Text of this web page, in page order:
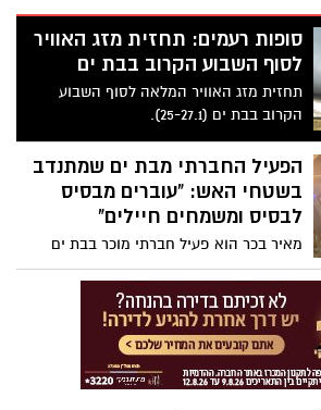
סופות רעמים: תחזית מזג האוויר
לסוף השבוע הקרוב בבת ים
תחזית מזג האוויר המלאה לסוף השבוע
הקרוב בבת ים (25-27.1).
הפעיל החברתי מבת ים שמתנדב
בשטחי האש: "עוברים מבסיס
לבסיס ומשמחים חיילים"
מאיר בכר הוא פעיל חברתי מוכר בבת ים
וידוע במחאתו החריפה נגד העירייה. עם פרוץ
המלחמה, הפעילות שלו שינתה כיוון והפכה
לפעילות למען החיילים בשטחי האש: "אנחנו
נמצאים במקומות הכי מסוכנים ומשמחים
חיילים. זו השליחות שלי עבור עם ישראל".